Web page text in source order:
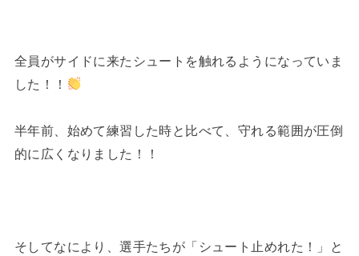
全員がサイドに来たシュートを触れるようになっていま
した！！
半年前、始めて練習した時と比べて、守れる範囲が圧倒
的に広くなりました！！
そしてなにより、選手たちが「シュート止めれた！」と